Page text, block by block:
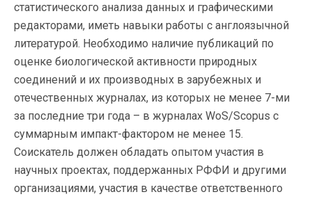
статистического анализа данных и графическими
редакторами, иметь навыки работы с англоязычной
литературой. Необходимо наличие публикаций по
оценке биологической активности природных
соединений и их производных в зарубежных и
отечественных журналах, из которых не менее 7-ми
за последние три года – в журналах WoS/Scopus с
суммарным импакт-фактором не менее 15.
Соискатель должен обладать опытом участия в
научных проектах, поддержанных РФФИ и другими
организациями, участия в качестве ответственного